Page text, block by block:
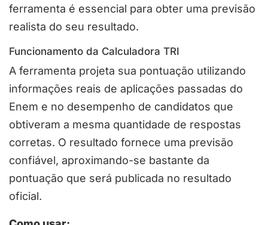
ferramenta é essencial para obter uma previsão
realista do seu resultado.
Funcionamento da Calculadora TRI
A ferramenta projeta sua pontuação utilizando
informações reais de aplicações passadas do
Enem e no desempenho de candidatos que
obtiveram a mesma quantidade de respostas
corretas. O resultado fornece uma previsão
confiável, aproximando-se bastante da
pontuação que será publicada no resultado
oficial.